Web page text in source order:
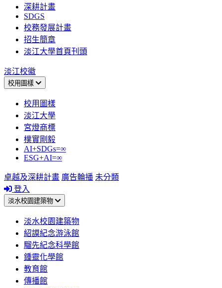
深耕計畫
SDGS
校務發展計畫
招生簡章
淡江大學首頁刊頭
淡江校徽
校用圖樣
校用圖樣
淡江大學
宮燈商標
樸實剛毅
AI+SDGs=∞
ESG+AI=∞
卓越及深耕計畫 廣告輪播 未分類
登入
淡水校園建築物
淡水校園建築物
紹謨紀念游泳館
騮先紀念科學館
鍾靈化學館
教育館
傳播館